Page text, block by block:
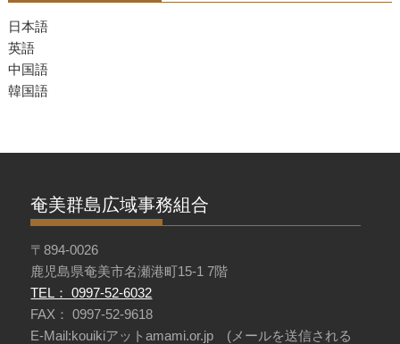
日本語
英語
中国語
韓国語
奄美群島広域事務組合
〒894-0026
鹿児島県奄美市名瀬港町15-1 7階
TEL： 0997-52-6032
FAX： 0997-52-9618
E-Mail:kouikiアットamami.or.jp (メールを送信される